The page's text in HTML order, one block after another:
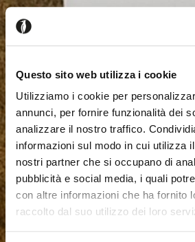
Questo sito web utilizza i cookie
Utilizziamo i cookie per
annunci, per fornire funzionalità dei
analizzare il nostro traffico.
informazioni sul modo in cui utilizza
nostri partner che si occupano di
pubblicità e social media, i quali
con altre informazioni che ha fornito
raccolto dal suo utilizzo dei loro